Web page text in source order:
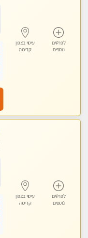
לפרטים
נוספים
עיסוי בצפון
קדימה
לפרטים
נוספים
עיסוי בצפון
קדימה